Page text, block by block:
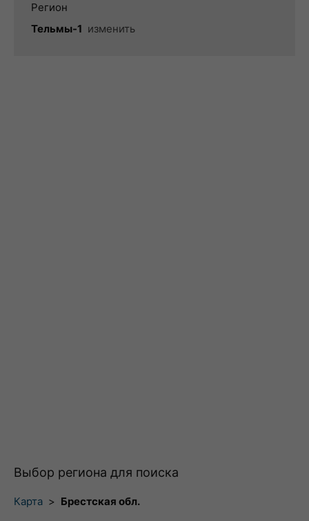
Регион
Тельмы-1 изменить
Выбор региона для поиска
Карта > Брестская обл.